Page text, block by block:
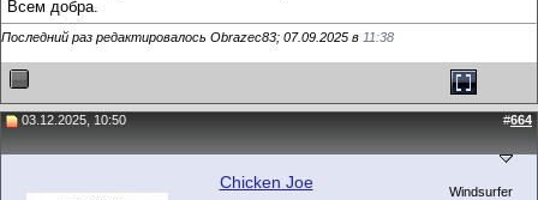
Всем добра.
Последний раз редактировалось Obrazec83; 07.09.2025 в 11:38
03.12.2025, 10:50 #664
Chicken Joe Windsurfer